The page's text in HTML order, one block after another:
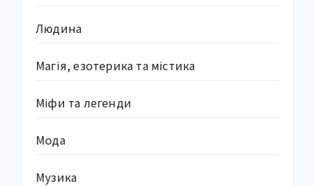
Людина
Магія, езотерика та містика
Міфи та легенди
Мода
Музика